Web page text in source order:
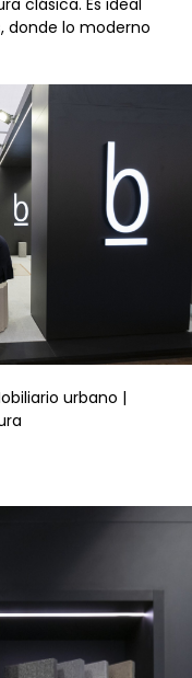
donde lo moderno
urbano |